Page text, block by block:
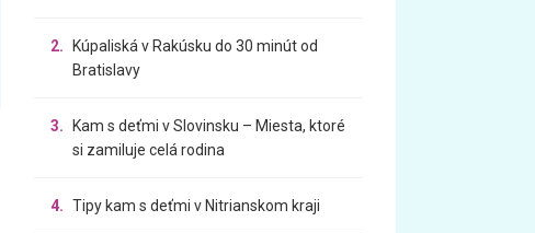
2.
Kúpaliská v Rakúsku do 30 minút od
Bratislavy
3.
Kam s deťmi v Slovinsku – Miesta, ktoré
si zamiluje celá rodina
4. Tipy kam s deťmi v Nitrianskom kraji